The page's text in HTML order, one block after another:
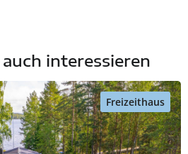
interessieren
Freizeithaus